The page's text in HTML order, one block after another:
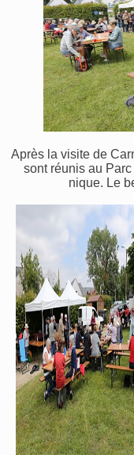
Après la visite de
sont réunis au
nique. Le